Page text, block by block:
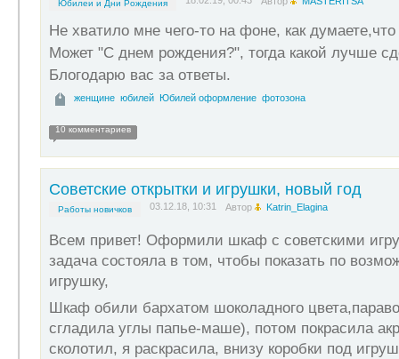
Юбилеи и Дни Рождения
Не хватило мне чего-то на фоне, как
Может "С днем рождения?", тогда какой лучше
Блогодарю вас за ответы.
женщине юбилей Юбилей оформление фотозона
10 комментариев
Советские открытки и игрушки, новый год
Работы новичков 03.12.18, 10:31 Автор Katrin_Elagina
Всем привет! Оформили шкаф с советскими
задача состояла в том, чтобы показать по
игрушку,
Шкаф обили бархатом шоколадного
сгладила углы папье-маше), потом покрасила
сколотил, я раскрасила, внизу коробки под